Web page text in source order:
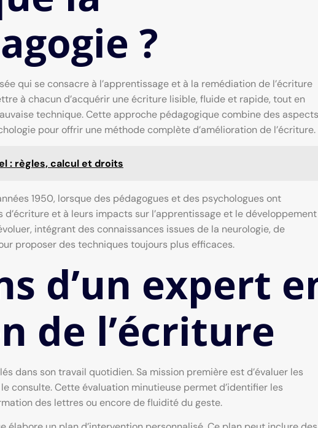
?
qui se consacre à l’apprentissage et à la remédiation de l’écriture
à chacun d’acquérir une écriture lisible, fluide et rapide, tout en
technique. Cette approche pédagogique combine des aspects
pour offrir une méthode complète d’amélioration de l’écriture.
: règles, calcul et droits
1950, lorsque des pédagogues et des psychologues ont
et à leurs impacts sur l’apprentissage et le développement
intégrant des connaissances issues de la neurologie, de
proposer des techniques toujours plus efficaces.
d’un expert
de l’écriture
dans son travail quotidien. Sa mission première est d’évaluer les
consulte. Cette évaluation minutieuse permet d’identifier les
des lettres ou encore de fluidité du geste.